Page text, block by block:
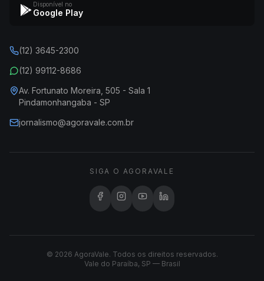
Disponível no
Google Play
(12) 3645-2300
(12) 99112-8686
Av. Fortunato Moreira, 505 - Sala 1
Pindamonhangaba - SP
jornalismo@agoravale.com.br
SIGA O AGORAVALE
© 2026 AgoraVale. Todos os direitos reservados.
Vale do Paraíba, SP — Brasil